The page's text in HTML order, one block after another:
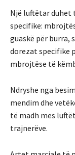
Një luftëtar duhet
specifike:
guaskë për
dorezat specifike
mbrojtëse të
Ndryshe nga
mendim dhe
të madh mes
trajnerëve.